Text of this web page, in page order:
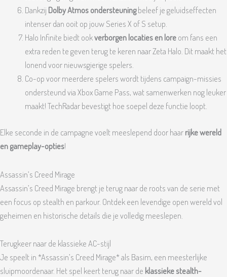
Dankzij Dolby Atmos ondersteuningbeleef je geluidseffecten
intenser dan ooit op jouw Series X of S setup.
Halo Infinite biedt ookverborgen locaties en loreom fans een
extra reden te geven terug te keren naar Zeta Halo. Dit maakt het
lonend voor nieuwsgierige spelers.
Co-op voor meerdere spelers wordt tijdens campaign-missies
ondersteund via Xbox Game Pass, wat samenwerken nog leuker
maakt! TechRadar bevestigt hoe soepel deze functie loopt.
Elke seconde in de campagne voelt meeslepend door haarrijke wereld
en gameplay-opties!
Assassin’s Creed Mirage
Assassin’s Creed Mirage brengt je terug naar de roots van de serie met
een focus op stealth en parkour. Ontdek een levendige open wereld vol
geheimen en historische details die je volledig meeslepen.
Terugkeer naar de klassieke AC-stijl
Je speelt in *Assassin’s Creed Mirage* als Basim, een meesterlijke
sluipmoordenaar. Het spel keert terug naar de klassieke stealth-